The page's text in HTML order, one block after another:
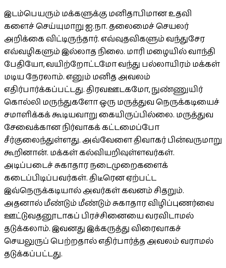
இடம்பெயரும் மக்களுக்கு மனிதாபிமான உதவி
களைச் செய்யுமாறு ஐ.நா. தலைமைச் செயலர்
அறிக்கை விட்டிருந்தார். எவ்வுதவிகளும் வந்துசேர
எவ்வழிகளும் இல்லாத நிலை. மாரி மழையில் வாந்தி
பேதியோ, வயிற்றோட்டமோ வந்து பல்லாயிரம் மக்கள்
மடிய நேரலாம். எனும் மனித அவலம்
எதிர்பார்க்கப்பட்டது. திரவஊடகமோ, நுண்ணுயிர்
கொல்லி மருந்துகளோ ஒரு மருத்துவ நெருக்கடியைச்
சமாளிக்கக் கூடியவாறு கையிருப்பில்லை. மருத்துவ
சேவைக்கான நிர்வாகக் கட்டமைப்போ
சீர்குலைந்துள்ளது. அவ்வேளை திவாகர் பின்வருமாறு
கூறினான். மக்கள் கல்வியறிவுள்ளவர்கள்.
அடிப்படைச் சுகாதார நடைமுறைகளைக்
கடைப்பிடிப்பவர்கள். திடீரென ஏற்பட்ட
இவ்நெருக்கடியால் அவர்கள் கவனம் சிதறும்.
அதனால் மீண்டும் மீண்டும் சுகாதார விழிப்புணர்வை
ஊட்டுவதனூடாகப் பிரச்சினையை வரவிடாமல்
தடுக்கலாம். இவனது இக்கருத்து விரைவாகச்
செயலுருப் பெற்றதால் எதிர்பார்த்த அவலம் வராமல்
தடுக்கப்பட்டது.